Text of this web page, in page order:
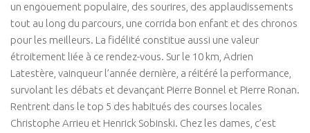
un engouement populaire, des sourires, des applaudissements
tout au long du parcours, une corrida bon enfant et des chronos
pour les meilleurs. La fidélité constitue aussi une valeur
étroitement liée à ce rendez-vous. Sur le 10 km, Adrien
Latestère, vainqueur l’année dernière, a réitéré la performance,
survolant les débats et devançant Pierre Bonnel et Pierre Ronan.
Rentrent dans le top 5 des habitués des courses locales
Christophe Arrieu et Henrick Sobinski. Chez les dames, c’est